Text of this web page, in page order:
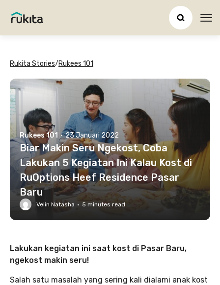
Rukita Stories/Rukees 101
Rukees 101 · 23 Januari 2022
Biar Makin Seru Ngekost, Coba
Lakukan 5 Kegiatan Ini Kalau Kost di
RuOptions Heef Residence Pasar
Baru
Velin Natasha · 5 minutes read
Lakukan kegiatan ini saat kost di Pasar Baru,
ngekost makin seru!
Salah satu masalah yang sering kali dialami anak kost